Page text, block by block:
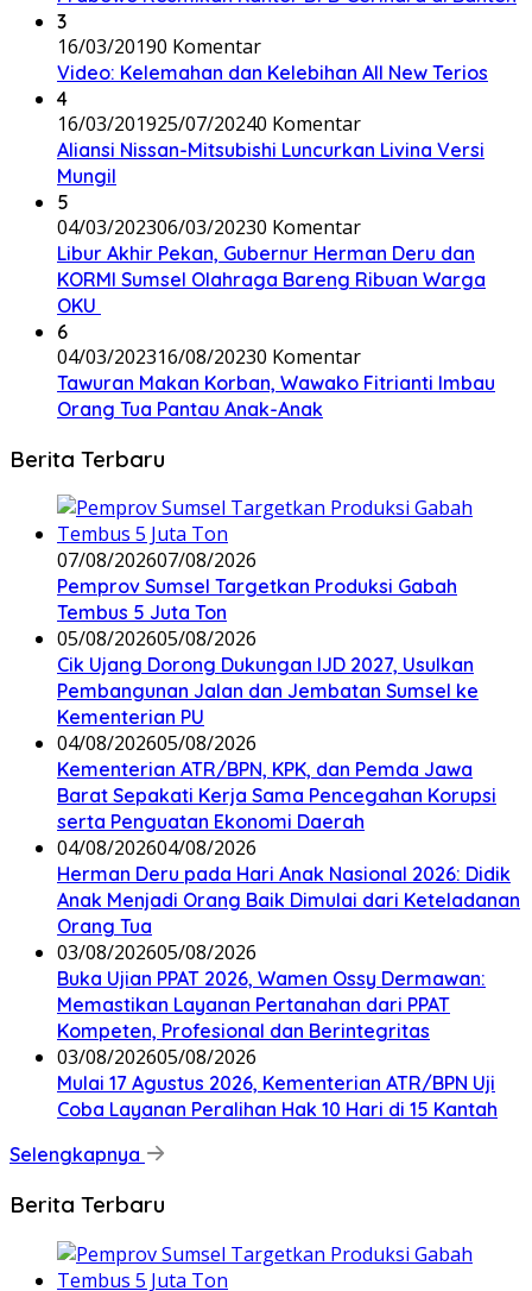
3
16/03/20190 Komentar
Video: Kelemahan dan Kelebihan All New Terios
4
16/03/201925/07/20240 Komentar
Aliansi Nissan-Mitsubishi Luncurkan Livina Versi
Mungil
5
04/03/202306/03/20230 Komentar
Libur Akhir Pekan, Gubernur Herman Deru dan
KORMI Sumsel Olahraga Bareng Ribuan Warga
OKU
6
04/03/202316/08/20230 Komentar
Tawuran Makan Korban, Wawako Fitrianti Imbau
Orang Tua Pantau Anak-Anak
Berita Terbaru
07/08/202607/08/2026
Pemprov Sumsel Targetkan Produksi Gabah
Tembus 5 Juta Ton
05/08/202605/08/2026
Cik Ujang Dorong Dukungan IJD 2027, Usulkan
Pembangunan Jalan dan Jembatan Sumsel ke
Kementerian PU
04/08/202605/08/2026
Kementerian ATR/BPN, KPK, dan Pemda Jawa
Barat Sepakati Kerja Sama Pencegahan Korupsi
serta Penguatan Ekonomi Daerah
04/08/202604/08/2026
Herman Deru pada Hari Anak Nasional 2026: Didik
Anak Menjadi Orang Baik Dimulai dari Keteladanan
Orang Tua
03/08/202605/08/2026
Buka Ujian PPAT 2026, Wamen Ossy Dermawan:
Memastikan Layanan Pertanahan dari PPAT
Kompeten, Profesional dan Berintegritas
03/08/202605/08/2026
Mulai 17 Agustus 2026, Kementerian ATR/BPN Uji
Coba Layanan Peralihan Hak 10 Hari di 15 Kantah
Selengkapnya
Berita Terbaru